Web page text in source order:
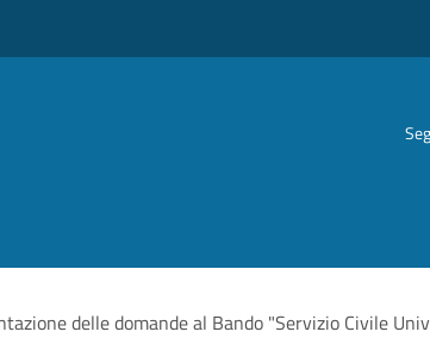
delle domande al Bando "Servizio Civile